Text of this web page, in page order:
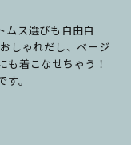
ムス選びも自由自
しゃれだし、ベージ
も着こなせちゃう！
。